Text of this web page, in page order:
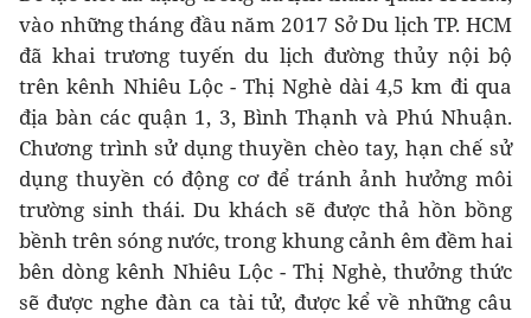
vào những tháng đầu năm 2017 Sở Du lịch TP. HCM
đã khai trương tuyến du lịch đường thủy nội bộ
trên kênh Nhiêu Lộc - Thị Nghè dài 4,5 km đi qua
địa bàn các quận 1, 3, Bình Thạnh và Phú Nhuận.
Chương trình sử dụng thuyền chèo tay, hạn chế sử
dụng thuyền có động cơ để tránh ảnh hưởng môi
trường sinh thái. Du khách sẽ được thả hồn bồng
bềnh trên sóng nước, trong khung cảnh êm đềm hai
bên dòng kênh Nhiêu Lộc - Thị Nghè, thưởng thức
sẽ được nghe đàn ca tài tử, được kể về những câu